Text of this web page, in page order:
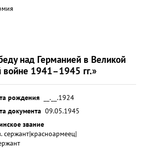
над Германией в Великой
войне 1941–1945 гг.»
рождения
__.__.1924
документа 09.05.1945
звание
сержант|красноармеец|